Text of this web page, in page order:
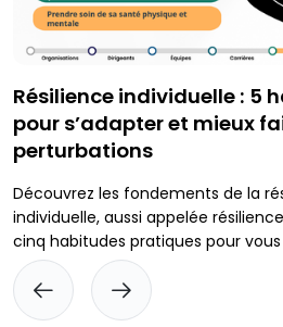
Résilience individuelle : 5
pour s’adapter et mieux
perturbations
Découvrez les fondements de la
individuelle, aussi appelée
cinq habitudes pratiques pour
avec plus de clarté sous pression
préparer aux imprévus.